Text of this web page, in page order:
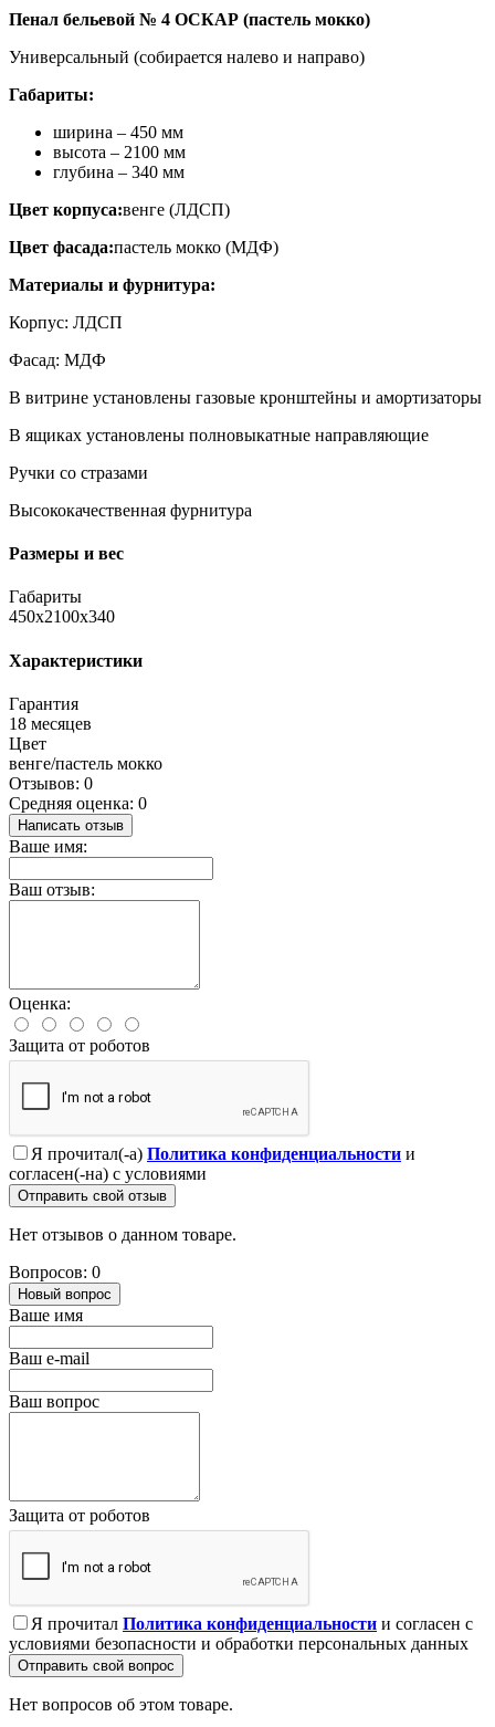
Пенал бельевой № 4 ОСКАР (пастель мокко)
Универсальный (собирается налево и направо)
Габариты:
ширина – 450 мм
высота – 2100 мм
глубина – 340 мм
Цвет корпуса:венге (ЛДСП)
Цвет фасада:пастель мокко (МДФ)
Материалы и фурнитура:
Корпус: ЛДСП
Фасад: МДФ
В витрине установлены газовые кронштейны и амортизаторы
В ящиках установлены полновыкатные направляющие
Ручки со стразами
Высококачественная фурнитура
Размеры и вес
Габариты
450х2100х340
Характеристики
Гарантия
18 месяцев
Цвет
венге/пастель мокко
Отзывов: 0
Средняя оценка: 0
Написать отзыв
Ваше имя:
Ваш отзыв:
Оценка:
Защита от роботов
Я прочитал(-а) Политика конфиденциальности и
согласен(-на) с условиями
Отправить свой отзыв
Нет отзывов о данном товаре.
Вопросов: 0
Новый вопрос
Ваше имя
Ваш e-mail
Ваш вопрос
Защита от роботов
Я прочитал Политика конфиденциальности и согласен с
условиями безопасности и обработки персональных данных
Отправить свой вопрос
Нет вопросов об этом товаре.